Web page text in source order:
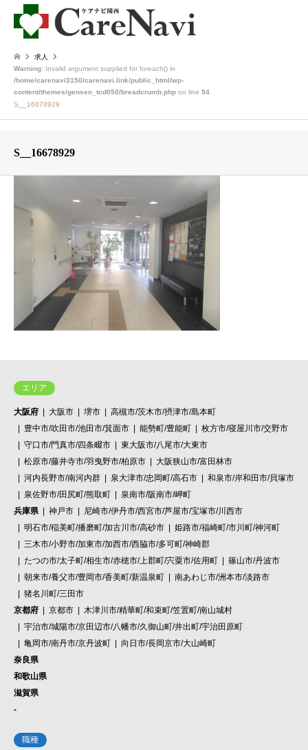
求人
Warning: Invalid argument supplied for foreach() in
/home/carenavi3150/carenavi.link/public_html/wp-
content/themes/gensen_tcd050/breadcrumb.php on line 94
S__16678929
S__16678929
エリア
大阪府 大阪市 堺市
高槻市/茨木市/摂津市/島本町
豊中市/吹田市/池田市/箕面市
能勢町/豊能町
枚方市/寝屋川市/交野市
守口市/門真市/四条畷市
東大阪市/八尾市/大東市
松原市/藤井寺市/羽曳野市/柏原市
大阪狭山市/富田林市
河内長野市/南河内群
泉大津市/忠岡町/高石市
和泉市/岸和田市/貝塚市
泉佐野市/田尻町/熊取町
泉南市/阪南市/岬町
兵庫県
神戸市
尼崎市/伊丹市/西宮市/芦屋市/宝塚市/川西市
明石市/稲美町/播磨町/加古川市/高砂市
姫路市/福崎町/市川町/神河町
三木市/小野市/加東市/加西市/西脇市/多可町/神崎郡
たつの市/太子町/相生市/赤穂市/上郡町/宍粟市/佐用町
篠山市/丹波市
朝来市/養父市/豊岡市/香美町/新温泉町
南あわじ市/洲本市/淡路市
猪名川町/三田市
京都府
京都市
木津川市/精華町/和束町/笠置町/南山城村
宇治市/城陽市/京田辺市/八幡市/久御山町/井出町/宇治田原町
亀岡市/南丹市/京丹波町
向日市/長岡京市/大山崎町
奈良県
和歌山県
滋賀県
-
職種